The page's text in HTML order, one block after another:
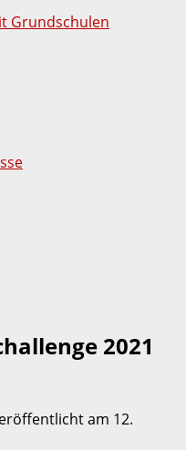
Grundschulen
2021
am 12.